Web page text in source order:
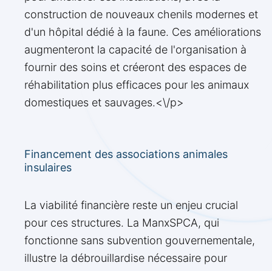
construction de nouveaux chenils modernes et
d'un hôpital dédié à la faune. Ces améliorations
augmenteront la capacité de l'organisation à
fournir des soins et créeront des espaces de
réhabilitation plus efficaces pour les animaux
domestiques et sauvages.<\/p>
Financement des associations animales
insulaires
La viabilité financière reste un enjeu crucial
pour ces structures. La ManxSPCA, qui
fonctionne sans subvention gouvernementale,
illustre la débrouillardise nécessaire pour